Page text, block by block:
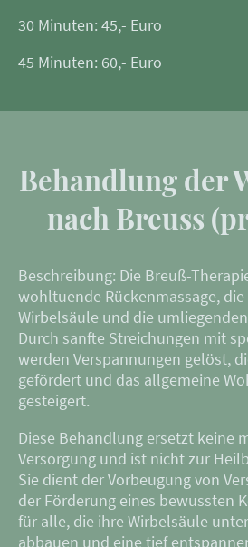
30 Minuten: 45,- Euro
45 Minuten: 60,- Euro
Behandlung der
nach Breuss
Beschreibung: Die Breuß-
wohltuende Rückenmassage,
Wirbelsäule und die
Durch sanfte Streichungen mit
werden Verspannungen gelöst,
gefördert und das allgemeine
gesteigert.
Diese Behandlung ersetzt keine
Versorgung und ist nicht zur
Sie dient der Vorbeugung von
der Förderung eines bewussten
für alle, die ihre Wirbelsäule
abbauen und eine tief